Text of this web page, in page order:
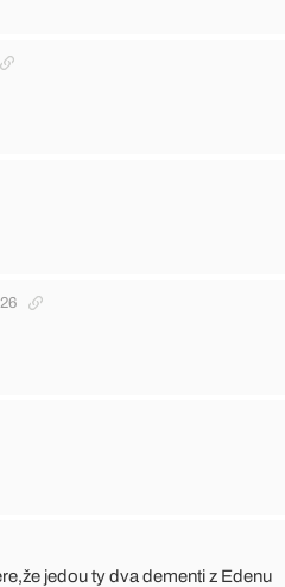
jedou ty dva dementi z Edenu